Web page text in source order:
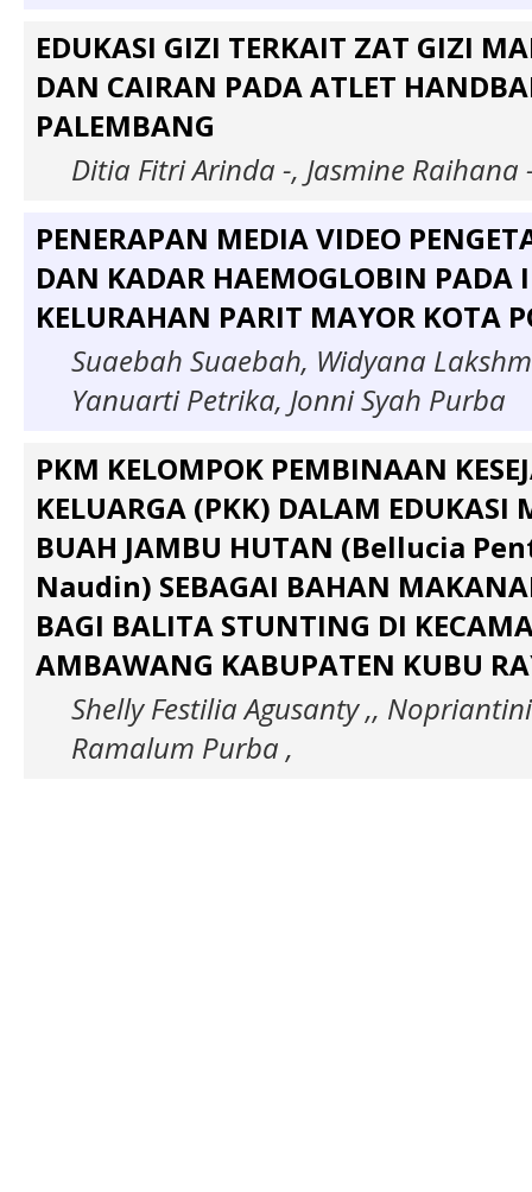
EDUKASI GIZI TERKAIT ZAT GIZI
DAN CAIRAN PADA ATLET
PALEMBANG
Ditia Fitri Arinda -, Jasmine Raihana
PENERAPAN MEDIA VIDEO
DAN KADAR HAEMOGLOBIN PADA
KELURAHAN PARIT MAYOR KOTA
Suaebah Suaebah, Widyana
Yanuarti Petrika, Jonni Syah Purba
PKM KELOMPOK PEMBINAAN
KELUARGA (PKK) DALAM EDUKASI
BUAH JAMBU HUTAN (Bellucia
Naudin) SEBAGAI BAHAN
BAGI BALITA STUNTING DI
AMBAWANG KABUPATEN KUBU
Shelly Festilia Agusanty ,,
Ramalum Purba ,